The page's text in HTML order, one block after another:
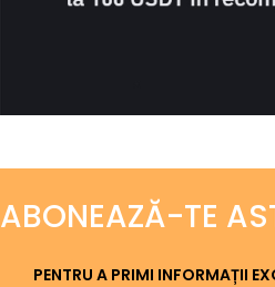
ABONEAZĂ-TE
PENTRU A PRIMI INFORMAȚII